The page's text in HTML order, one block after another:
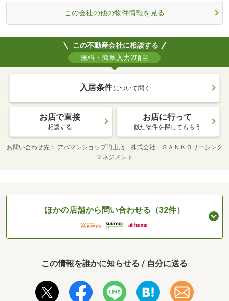
この会社の他の物件情報を見る
この不動産会社に相談する
無料・簡単入力2項目
入居条件 について聞く
お店で直接
相談する
お店に行って
似た物件を探してもらう
お問い合わせ先
アパマンショップ円山店 株式会社 ＳＡＮＫＯリーシング
マネジメント
ほかの店舗から問い合わせる（32件）
この情報を誰かに知らせる / 自分に送る